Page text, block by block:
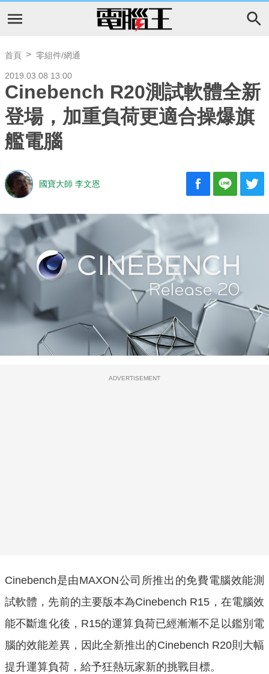
首頁 零組件/網通
2019.03.08 13:00
Cinebench R20測試軟體全新
登場，加重負荷更適合操爆旗
艦電腦
國寶大師 李文恩
ADVERTISEMENT
Cinebench是由MAXON公司所推出的免費電腦效能測
試軟體，先前的主要版本為Cinebench R15，在電腦效
能不斷進化後，R15的運算負荷已經漸漸不足以鑑別電
腦的效能差異，因此全新推出的Cinebench R20則大幅
提升運算負荷，給予狂熱玩家新的挑戰目標。